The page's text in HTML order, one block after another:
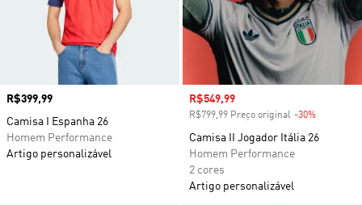
Preço
R$399,99
Camisa I Espanha 26
Homem Performance
Artigo personalizável
Preço com desconto
R$549,99
R$799,99 Preço original -30%
Camisa II Jogador Itália 26
Homem Performance
2 cores
Artigo personalizável